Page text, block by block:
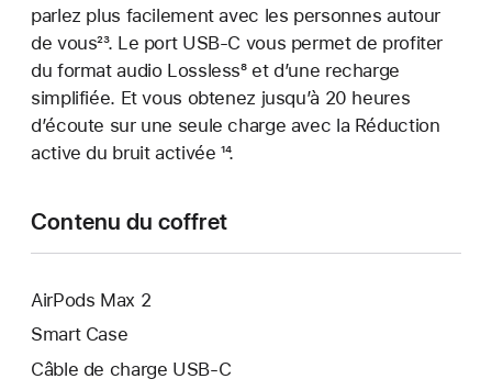
bas
de
parlez plus facilement avec les personnes autour
de vousNote
de
bas
de
page
²³. Le port USB-C vous permet de profiter
du format audio LosslessNote
de
bas
⁸ et d’une recharge
simplifiée. Et vous obtenez jusqu’à 20 heures
d’écoute sur une seule charge avec la Réduction
active du bruit activéeNote
de
¹⁴.
Contenu du coffret
AirPods Max 2
Smart Case
Câble de charge USB‑C